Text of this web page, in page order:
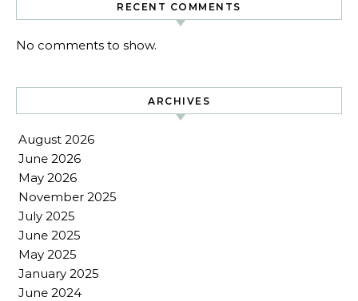
RECENT COMMENTS
No comments to show.
ARCHIVES
August 2026
June 2026
May 2026
November 2025
July 2025
June 2025
May 2025
January 2025
June 2024